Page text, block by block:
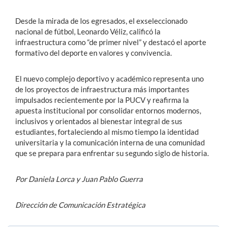
Desde la mirada de los egresados, el exseleccionado
nacional de fútbol, Leonardo Véliz, calificó la
infraestructura como “de primer nivel” y destacó el aporte
formativo del deporte en valores y convivencia.
El nuevo complejo deportivo y académico representa uno
de los proyectos de infraestructura más importantes
impulsados recientemente por la PUCV y reafirma la
apuesta institucional por consolidar entornos modernos,
inclusivos y orientados al bienestar integral de sus
estudiantes, fortaleciendo al mismo tiempo la identidad
universitaria y la comunicación interna de una comunidad
que se prepara para enfrentar su segundo siglo de historia.
Por Daniela Lorca y Juan Pablo Guerra
Dirección de Comunicación Estratégica